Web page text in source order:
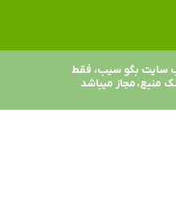
سایت بگو سیب، فقط
منبع، مجاز میباشد